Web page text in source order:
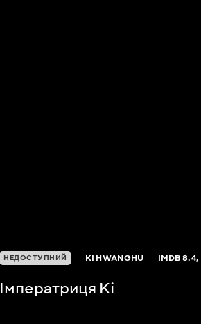
НЕДОСТУПНИЙ KI HWANGHU IMDB8.4,
Імператриця Кі